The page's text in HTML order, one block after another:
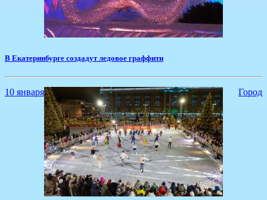
​В Екатеринбурге создадут ледовое граффити
10 января Город